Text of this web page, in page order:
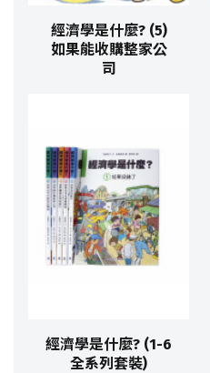
經濟學是什麼? (5)
如果能收購整家公
司
經濟學是什麼? (1-6
全系列套裝)